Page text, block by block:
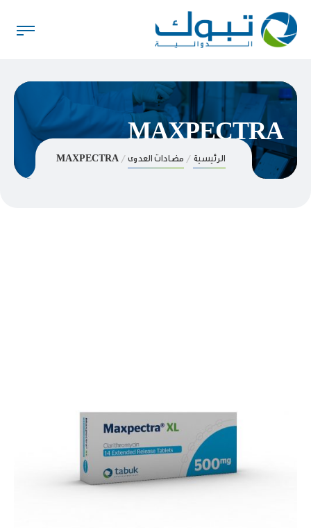
MAXPECTRA
الرئيسية مضادات العدوى MAXPECTRA